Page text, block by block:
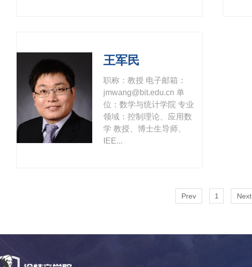
王军民
职称：教授 电子邮箱：
jmwang@bit.edu.cn 单
位：数学与统计学院 专业
领域：控制理论、应用数
学 教授、博士生导师、
IEE...
Prev 1 Next